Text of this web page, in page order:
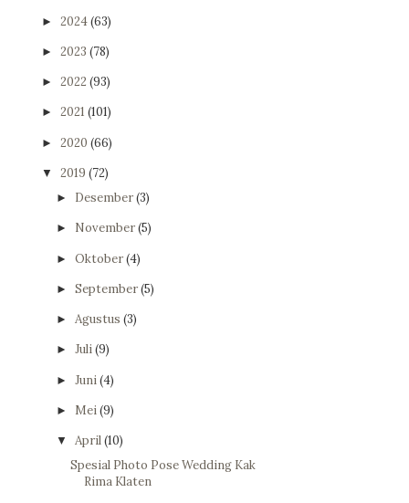
► 2024(63)
► 2023 (78)
► 2022 (93)
► 2021 (101)
► 2020 (66)
▼ 2019 (72)
► Desember(3)
► November(5)
► Oktober(4)
► September(5)
► Agustus (3)
► Juli(9)
► Juni(4)
► Mei(9)
▼ April(10)
Spesial Photo Pose Wedding Kak
Rima Klaten